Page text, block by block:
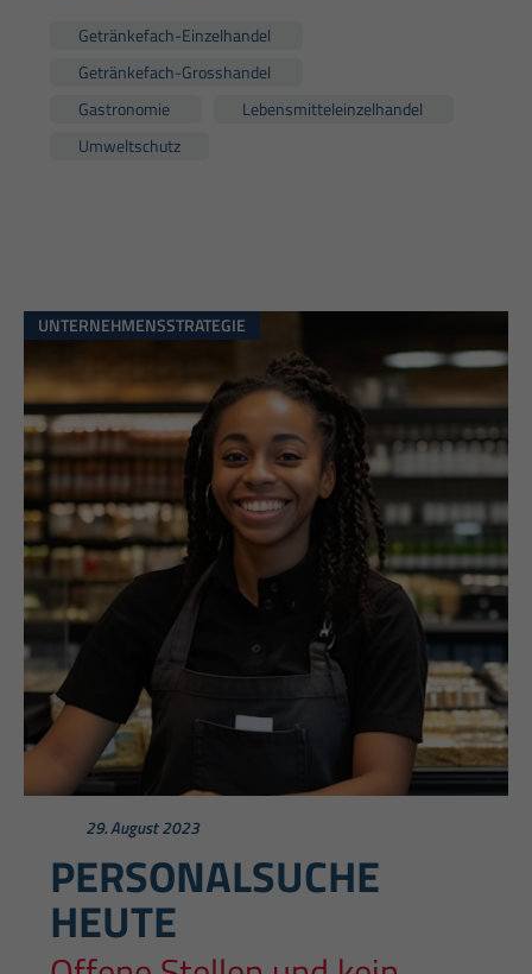
Getränkefach-Einzelhandel
Getränkefach-Grosshandel
Gastronomie
Lebensmitteleinzelhandel
Umweltschutz
UNTERNEHMENSSTRATEGIE
29. August 2023
PERSONALSUCHE
HEUTE